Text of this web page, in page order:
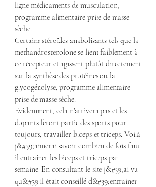
ligne médicaments de musculation,
programme alimentaire prise de masse
sèche.
Certains stéroïdes anabolisants tels que la
methandrostenolone se lient faiblement à
ce récepteur et agissent plutôt directement
sur la synthèse des protéines ou la
glycogénolyse, programme alimentaire
prise de masse sèche.
Evidemment, cela n'arrivera pas et les
dopants feront partie des sports pour
toujours, travailler biceps et triceps. Voilà
j&#39;aimerai savoir combien de fois faut
il entrainer les biceps et triceps par
semaine. En consultant le site j&#39;ai vu
qu&#39;il était conseillé d&#39;entrainer